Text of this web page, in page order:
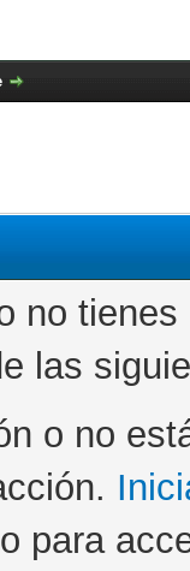
no
las
o no
para